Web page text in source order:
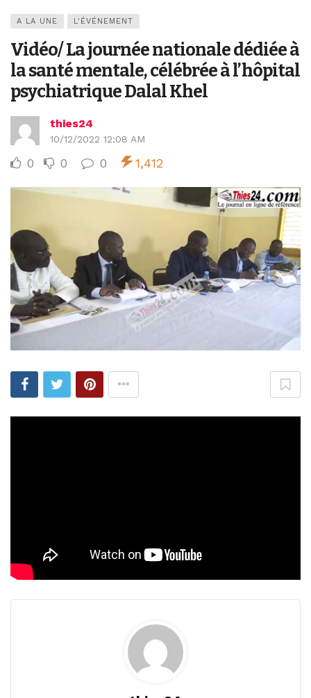
A LA UNE L'ÉVÉNEMENT
Vidéo/ La journée nationale dédiée à
la santé mentale, célébrée à l’hôpital
psychiatrique Dalal Khel
thies24
10/12/2022 12:08 AM
0 0 0 1,412